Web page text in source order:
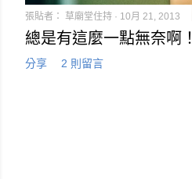
張貼者： 草廟堂住持 10月 21, 2013
總是有這麼一點無奈啊！
分享 2 則留言